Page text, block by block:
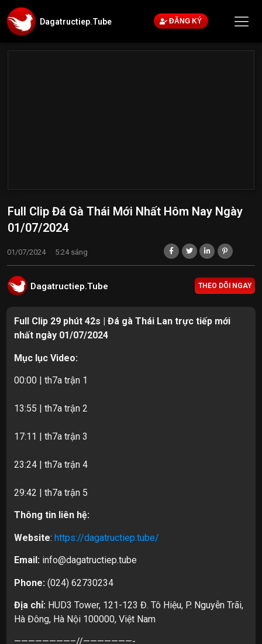
Dagatructiep.Tube ĐĂNG KÝ
Full Clip Đá Gà Thái Mới Nhất Hôm Nay Ngày
01/07/2024
01/07/2024 5:24 sáng
Dagatructiep.Tube THEO DÕI NGAY
Full Clip 29 phút 42s | Đá gà Thái Lan trực tiếp mới
nhất ngày 01/07/2024
Mục lục Video:
00:00 | th7a trận 1
13:55 | th7a trận 2
17:11 | th7a trận 3
23:24 | th7a trận 4
29:42 | th7a trận 5
Thông tin liên hệ:
Website: https://dagatructiep.tube/
Email: info@dagatructiep.tube
Phone: (024) 62730234
Địa chỉ: HUD3 Tower, 121-123 Đ. Tô Hiệu, P. Nguyễn Trãi,
Hà Đông, Hà Nội 100000, Việt Nam
————————–//———————-